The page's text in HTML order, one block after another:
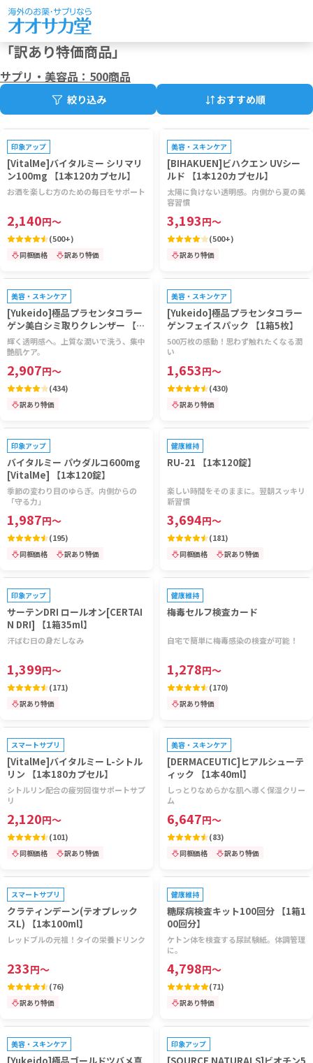
「訳あり特価商品」
サプリ・美容品： 500商品
絞り込み おすすめ順
印象アップ
[VitalMe]バイタルミー シリマリ
ン100mg 【1本120カプセル】
お酒を楽しむ方のための毎日をサポート
2,140円～
(500+)
同梱価格 訳あり特価
美容・スキンケア
[BIHAKUEN]ビハクエン UVシー
ルド 【1本120カプセル】
太陽に負けない透明感。内側から夏の美
容習慣
3,193円～
(500+)
訳あり特価
美容・スキンケア
[Yukeido]極品プラセンタコラー
ゲン美白シミ取りクレンザー 【1
本80g】
輝く透明感へ。上質な潤いで洗う、集中
艶肌ケア。
2,907円～
(434)
訳あり特価
美容・スキンケア
[Yukeido]極品プラセンタコラー
ゲンフェイスパック 【1箱5枚】
500万枚の感動！思わず触れたくなる潤
い
1,653円～
(430)
訳あり特価
印象アップ
バイタルミー パウダルコ600mg
[VitalMe] 【1本120錠】
季節の変わり目のゆらぎ。内側からの
「守る力」
1,987円～
(195)
同梱価格 訳あり特価
健康維持
RU-21 【1本120錠】
楽しい時間をそのままに。翌朝スッキリ
新習慣
3,694円～
(181)
同梱価格
訳あり特価
印象アップ
サーテンDRI ロールオン[CERTAI
N DRI] 【1箱35ml】
汗ばむ日の身だしなみ
1,399円～
(171)
訳あり特価
健康維持
梅毒セルフ検査カード
自宅で簡単に梅毒感染の検査が可能！
1,278円～
(170)
訳あり特価
スマートサプリ
[VitalMe]バイタルミー L-シトル
リン 【1本180カプセル】
シトルリン配合の疲労回復サポートサプ
リ
2,120円～
(101)
同梱価格 訳あり特価
美容・スキンケア
[DERMACEUTIC]ヒアルシューテ
ィック 【1本40ml】
しっとりなめらかな肌へ導く保湿クリー
ム
6,647円～
(83)
同梱価格
訳あり特価
スマートサプリ
クラティンデーン(テオプレック
スL) 【1本100ml】
レッドブルの元祖！タイの栄養ドリンク
233円～
(76)
訳あり特価
健康維持
糖尿病検査キット100回分 【1箱1
00回分】
ケトン体を検査する尿試験紙。体調管理
に。
4,798円～
(71)
訳あり特価
美容・スキンケア 印象アップ